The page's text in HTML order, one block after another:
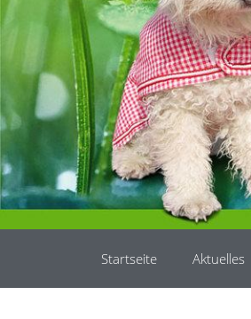
Startseite Aktuelles